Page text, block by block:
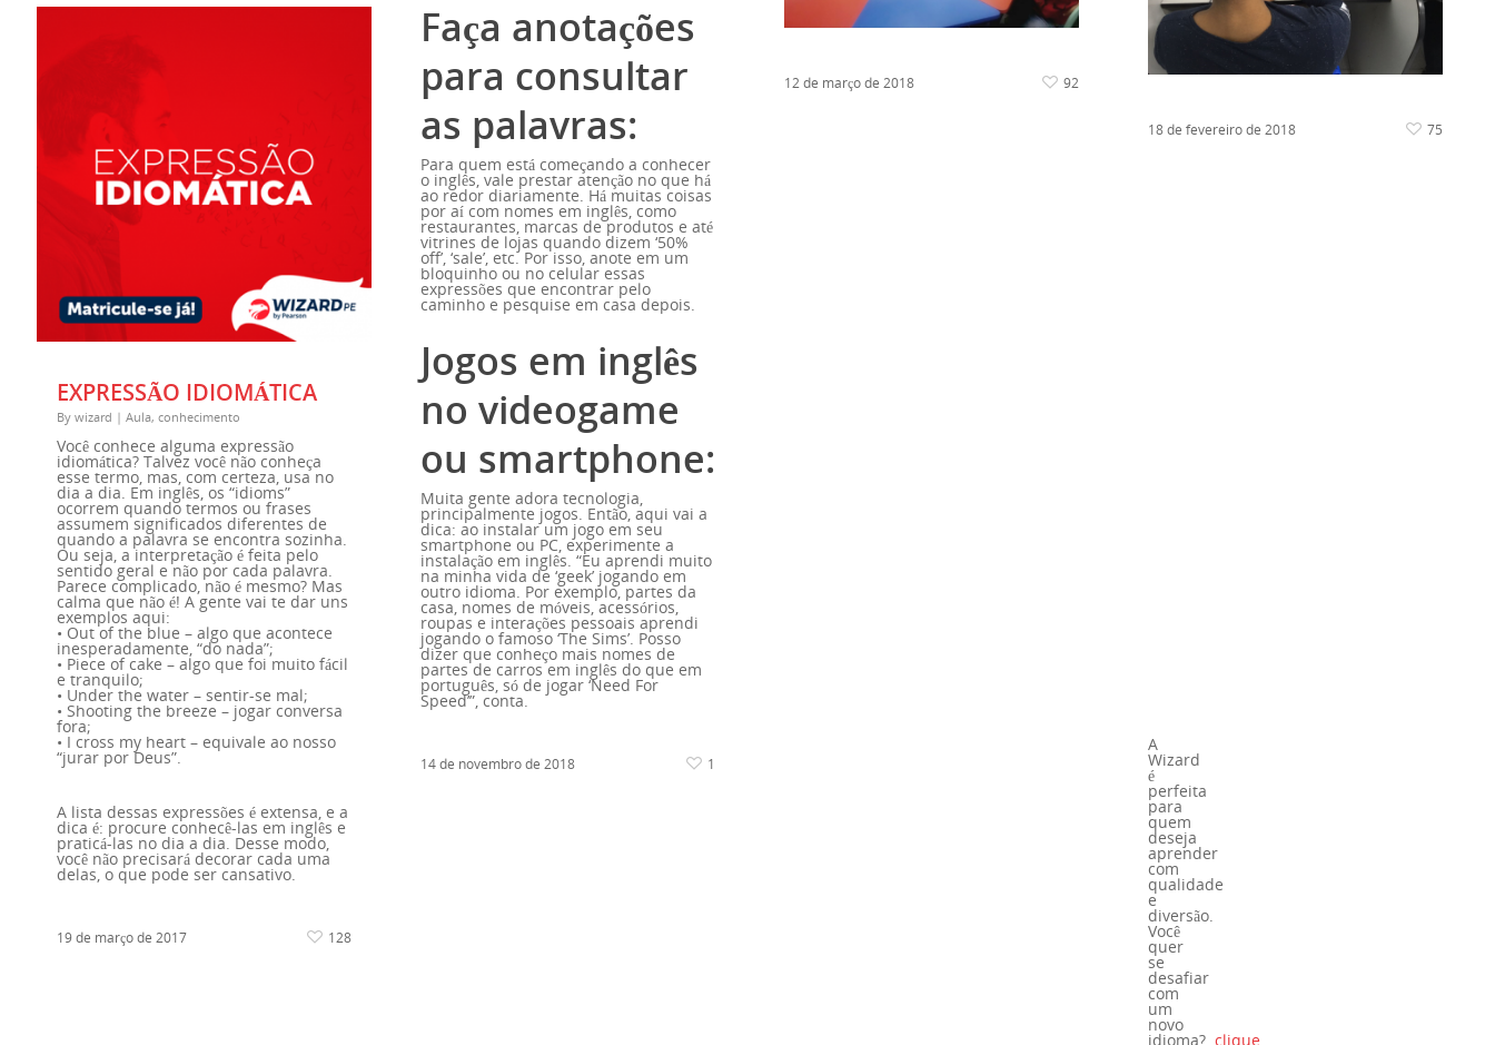
Faça anotações
para consultar
as palavras:
Para quem está começando a conhecer
o inglês, vale prestar atenção no que há
ao redor diariamente. Há muitas coisas
por aí com nomes em inglês, como
restaurantes, marcas de produtos e até
vitrines de lojas quando dizem ‘50%
off’, ‘sale’, etc. Por isso, anote em um
bloquinho ou no celular essas
expressões que encontrar pelo
caminho e pesquise em casa depois.
Jogos em inglês
no videogame
ou smartphone:
Muita gente adora tecnologia,
principalmente jogos. Então, aqui vai a
dica: ao instalar um jogo em seu
smartphone ou PC, experimente a
instalação em inglês. “Eu aprendi muito
na minha vida de ‘geek’ jogando em
outro idioma. Por exemplo, partes da
casa, nomes de móveis, acessórios,
roupas e interações pessoais aprendi
jogando o famoso ‘The Sims’. Posso
dizer que conheço mais nomes de
partes de carros em inglês do que em
português, só de jogar ‘Need For
Speed’”, conta.
A
Wizard
é
perfeita
para
quem
deseja
aprender
com
qualidade
e
diversão.
Você
quer
se
desafiar
com
um
novo
idioma? clique
14 de novembro de 2018 1
12 de março de 2018 92
18 de fevereiro de 2018 75
EXPRESSÃO IDIOMÁTICA
By wizard | Aula, conhecimento
Você conhece alguma expressão
idiomática? Talvez você não conheça
esse termo, mas, com certeza, usa no
dia a dia. Em inglês, os “idioms”
ocorrem quando termos ou frases
assumem significados diferentes de
quando a palavra se encontra sozinha.
Ou seja, a interpretação é feita pelo
sentido geral e não por cada palavra.
Parece complicado, não é mesmo? Mas
calma que não é! A gente vai te dar uns
exemplos aqui:
• Out of the blue – algo que acontece
inesperadamente, “do nada”;
• Piece of cake – algo que foi muito fácil
e tranquilo;
• Under the water – sentir-se mal;
• Shooting the breeze – jogar conversa
fora;
• I cross my heart – equivale ao nosso
“jurar por Deus”.
A lista dessas expressões é extensa, e a
dica é: procure conhecê-las em inglês e
praticá-las no dia a dia. Desse modo,
você não precisará decorar cada uma
delas, o que pode ser cansativo.
19 de março de 2017 128